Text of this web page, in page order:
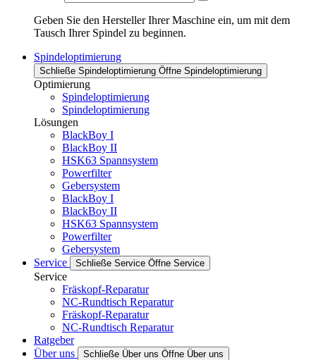
Geben Sie den Hersteller Ihrer Maschine ein, um mit dem
Tausch Ihrer Spindel zu beginnen.
Spindeloptimierung
Schließe Spindeloptimierung Öffne Spindeloptimierung
Optimierung
Spindeloptimierung
Spindeloptimierung
Lösungen
BlackBoy I
BlackBoy II
HSK63 Spannsystem
Powerfilter
Gebersystem
BlackBoy I
BlackBoy II
HSK63 Spannsystem
Powerfilter
Gebersystem
Service
Schließe Service Öffne Service
Service
Fräskopf-Reparatur
NC-Rundtisch Reparatur
Fräskopf-Reparatur
NC-Rundtisch Reparatur
Ratgeber
Über uns
Schließe Über uns Öffne Über uns